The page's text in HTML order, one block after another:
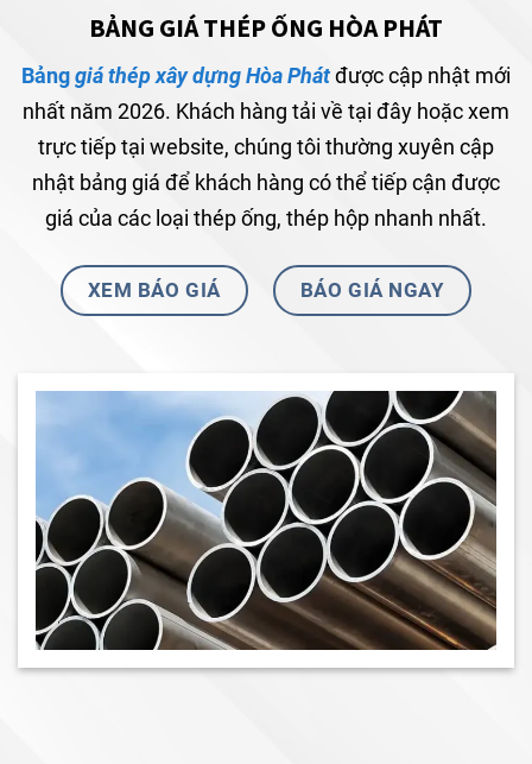
BẢNG GIÁ THÉP ỐNG HÒA PHÁT
Bảnggiá thép xây dựng Hòa Phátđược cập nhật mới
nhất năm 2026. Khách hàng tải về tại đây hoặc xem
trực tiếp tại website, chúng tôi thường xuyên cập
nhật bảng giá để khách hàng có thể tiếp cận được
giá của các loại thép ống, thép hộp nhanh nhất.
XEM BÁO GIÁ BÁO GIÁ NGAY